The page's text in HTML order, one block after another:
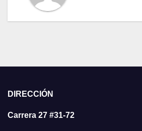
DIRECCIÓN
Carrera 27 #31-72